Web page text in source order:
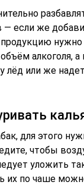
если же
алкоголя,
лёд или же
для этого
чтобы
уложить
их по чаше